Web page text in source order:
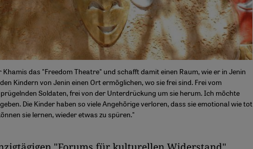
das "Freedom Theatre" und schafft damit einen Raum, wie er in Jenin
Kindern von Jenin einen Ort ermöglichen, wo sie frei sind. Frei vom
Soldaten, frei von der Unterdrückung um sie herum. Ich möchte
Die Kinder haben so viele Angehörige verloren, dass sie emotional wie tot
sie lernen, wieder etwas zu spüren."